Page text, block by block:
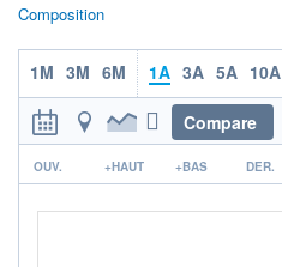
PEA
CTO BUSINESS
Non éligible Boursobank
ACTIF NET (EUR)
1 076M / 31.07.26
Composition
1M 3M 6M 1A 3A 5A 10A
Compare
r
OUV. +HAUT +BAS DER.